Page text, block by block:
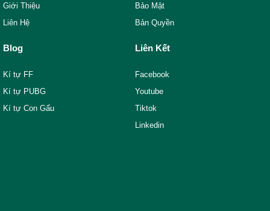
Giới Thiệu
Liên Hệ
Bảo Mật
Bản Quyền
Blog
Kí tự FF
Kí tự PUBG
Kí tự Con Gấu
Liên Kết
Facebook
Youtube
Tiktok
Linkedin